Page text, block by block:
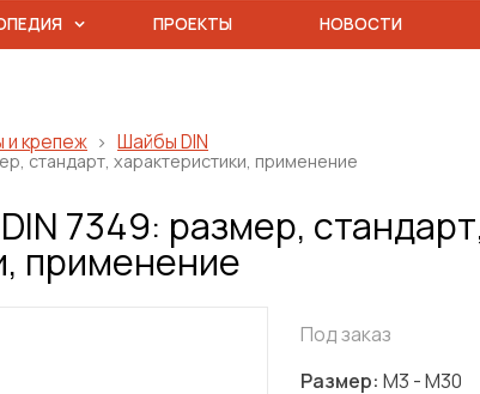
ПРОЕКТЫ НОВОСТИ
и крепеж Шайбы DIN
стандарт, характеристики, применение
7349: размер,
применение
Под заказ
Размер: М3 - М30